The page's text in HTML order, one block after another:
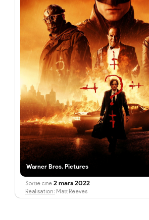
Warner Bros. Pictures
Sortie ciné 2 mars 2022
Réalisation : Matt Reeves